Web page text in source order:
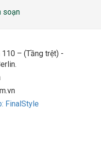
soạn
110 – (Tầng trệt) -
FinalStyle